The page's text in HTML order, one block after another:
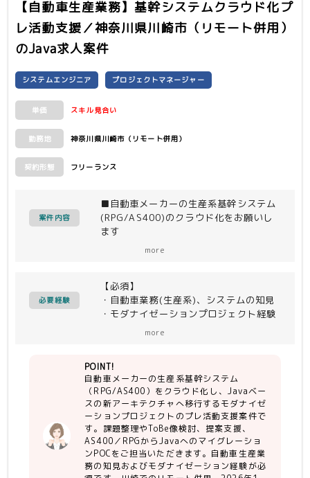
・Javaを用いたシステム開発経験（3年
以上）
・MySQL および GitHub の利用経験
・HTML、CSS（SCSS）の経験
【尚可】
・会員サイトシステムの開発経験
【自動車生産業務】基幹システムクラウド化プ
レ活動支援／神奈川県川崎市（リモート併用）
のJava求人案件
システムエンジニア プロジェクトマネージャー
単価 スキル見合い
勤務地 神奈川県川崎市（リモート併用）
契約形態 フリーランス
案件内容
■自動車メーカーの生産系基幹システム
(RPG/AS400)のクラウド化をお願いし
ます
行する 大規模モダナイゼーションプロ
ジェクト。
（一部機能はERP（SAP）へ移行。部品
ン実装、
テスト、移行・保守まで）を一気通貫で
支援予定。
＜作業内容＞
・商談支援（課題可視化／モダナイ方針
策定／提案書執筆）
・業務／システム課題整理、ToBe像の
more
必要経験
【必須】
・自動車業務(生産系)、システムの知見
・モダナイゼーションプロジェクト経験
・英語でのコミュニケーション
・大手ベンダー開発プロセス経験
・AWS・Oracleの認定資格
more
POINT!
自動車メーカーの生産系基幹システム
（RPG/AS400）をクラウド化し、Javaベー
スの新アーキテクチャへ移行するモダナイゼ
ーションプロジェクトのプレ活動支援案件で
す。課題整理やToBe像検討、提案支援、
AS400／RPGからJavaへのマイグレーショ
ンPOCをご担当いただきます。自動車生産業
務の知見およびモダナイゼーション経験が必